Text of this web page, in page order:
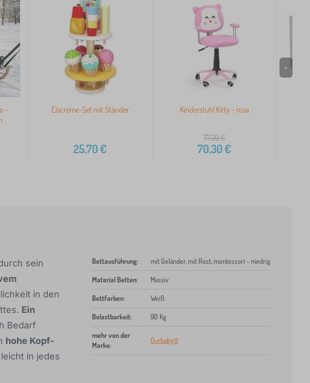
-
Eiscreme-Set mit Ständer
25,70€
Kinderstuhl Kitty - rosa
77,20€
70,30€
>
sein
in den
Ein
Bedarf
hohe Kopf-
in jedes
Bettausführung: mit Geländer, mit Rost, montessori - niedrig
Material Betten: Massiv
Bettfarben: Weiß
Belastbarkeit: 90 Kg
mehr von der
Marke:
Ourbaby®